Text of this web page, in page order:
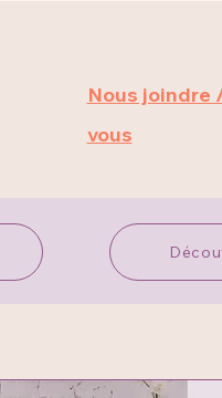
Nous joindre
vous